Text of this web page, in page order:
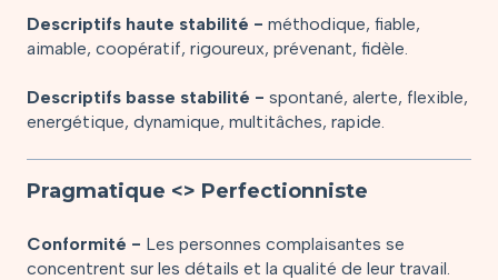
Descriptifs haute stabilité - méthodique, fiable,
aimable, coopératif, rigoureux, prévenant, fidèle.
Descriptifs basse stabilité - spontané, alerte, flexible,
energétique, dynamique, multitâches, rapide.
Pragmatique <> Perfectionniste
Conformité - Les personnes complaisantes se
concentrent sur les détails et la qualité de leur travail.